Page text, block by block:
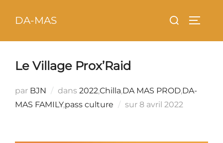
DA-MAS Rechercher :
Le Village Prox’Raid
par BJN dans 2022,Chilla,DA MAS PROD,DA-
MAS FAMILY,pass culture sur Publié
8 avril 2022